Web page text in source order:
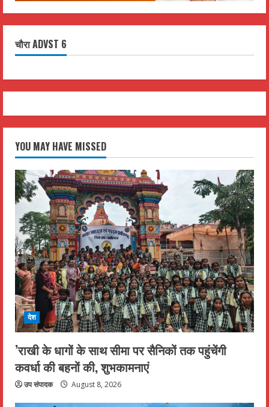
चौरा ADVST 6
YOU MAY HAVE MISSED
देश
’राखी के धागों के साथ सीमा पर सैनिकों तक पहुंचेंगी
कवर्धा की बहनों की, शुभकामनाएं
उप संपादक August 8, 2026